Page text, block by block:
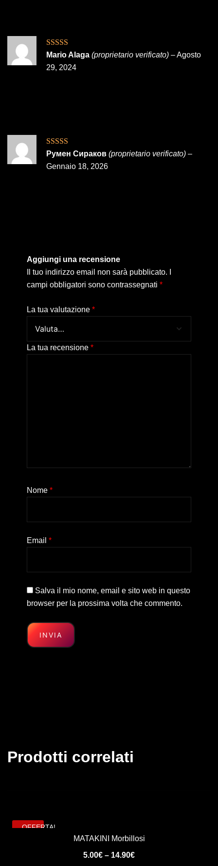
Valutato5su
5
Mario Alaga (proprietario verificato) –Agosto
29, 2024
Valutato5su
5
Румен Сираков (proprietario verificato) –
Gennaio 18, 2026
Aggiungi una recensione
Il tuo indirizzo email non sarà pubblicato.
campi obbligatori sono contrassegnati *
La tua valutazione *
La tua recensione *
Nome *
Email *
Salva il mio nome, email e sito web in questo
browser per la prossima volta che commento.
Prodotti correlati
OFFERTA!
MATAKINI Morbillosi
5.00€ – 14.90€